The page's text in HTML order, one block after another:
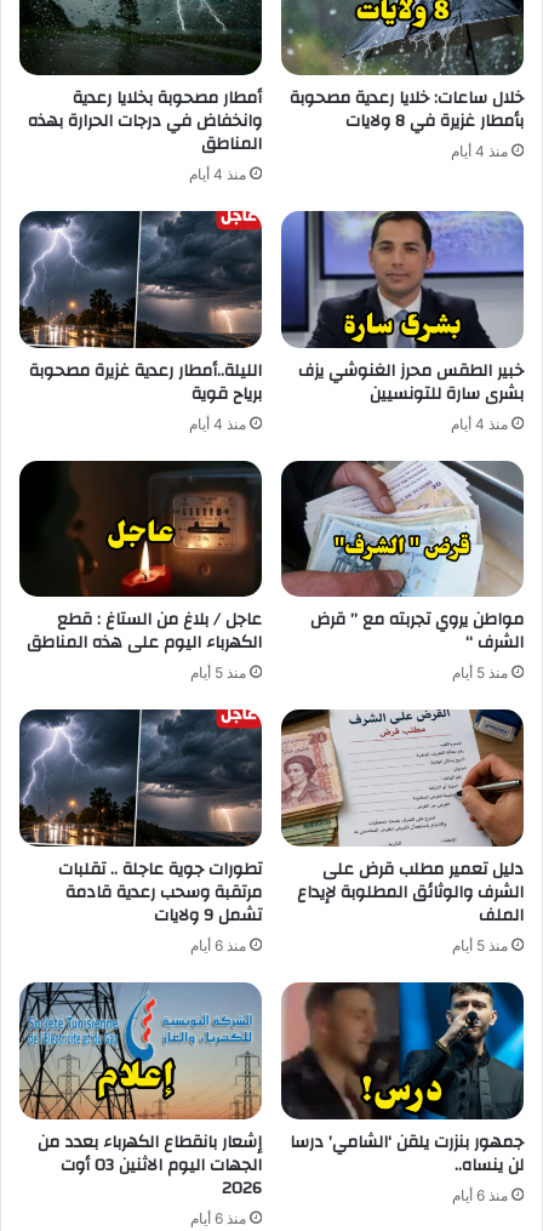
خلال ساعات: خلايا رعدية مصحوبة
بأمطار غزيرة في 8 ولايات
منذ 4 أيام
أمطار مصحوبة بخلايا رعدية
وانخفاض في درجات الحرارة بهذه
المناطق
منذ 4 أيام
خبير الطقس محرز الغنوشي يزف
بشرى سارة للتونسيين
منذ 4 أيام
الليلة..أمطار رعدية غزيرة مصحوبة
برياح قوية
منذ 4 أيام
مواطن يروي تجربته مع ” قرض
الشرف “
منذ 5 أيام
عاجل / بلاغ من الستاغ : قطع
الكهرباء اليوم على هذه المناطق
منذ 5 أيام
دليل تعمير مطلب قرض على
الشرف والوثائق المطلوبة لإيداع
الملف
منذ 5 أيام
تطورات جوية عاجلة .. تقلبات
مرتقبة وسحب رعدية قادمة
تشمل 9 ولايات
منذ 6 أيام
جمهور بنزرت يلقن ‘الشامي’ درسا
لن ينساه..
منذ 6 أيام
إشعار بانقطاع الكهرباء بعدد من
الجهات اليوم الاثنين 03 أوت
2026
منذ 6 أيام